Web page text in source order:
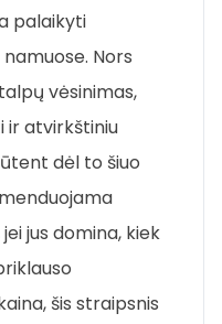
palaikyti
Nors
vėsinimas,
ir atvirkštiniu
dėl to šiuo
jus domina, kiek
šis straipsnis